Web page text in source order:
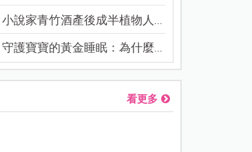
小說家青竹酒產後成半植物人...
守護寶寶的黃金睡眠：為什麼...
看更多